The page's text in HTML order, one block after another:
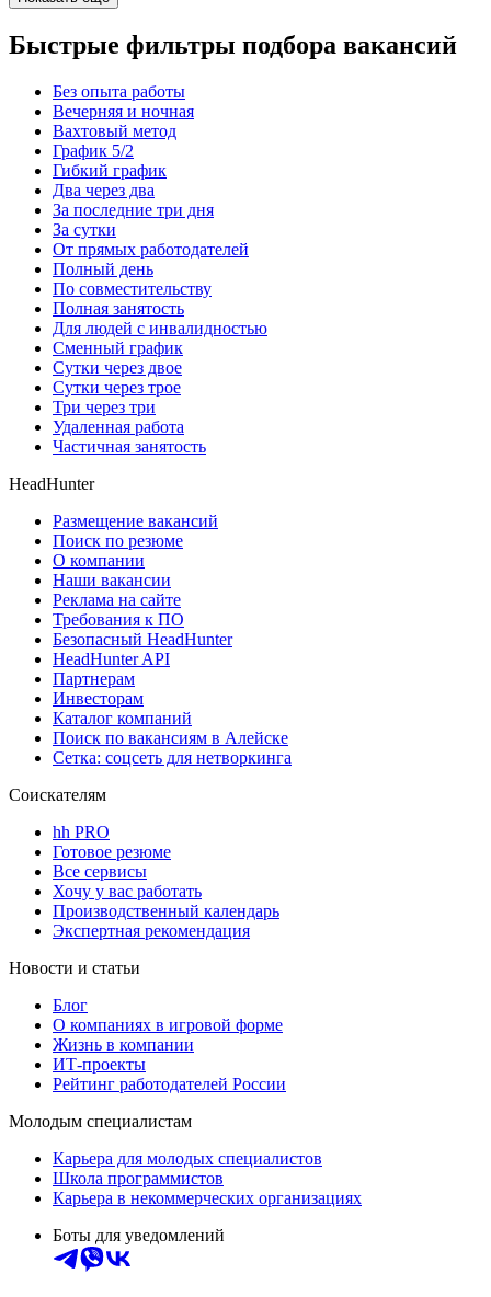
Быстрые фильтры подбора вакансий
Без опыта работы
Вечерняя и ночная
Вахтовый метод
График 5/2
Гибкий график
Два через два
За последние три дня
За сутки
От прямых работодателей
Полный день
По совместительству
Полная занятость
Для людей с инвалидностью
Сменный график
Сутки через двое
Сутки через трое
Три через три
Удаленная работа
Частичная занятость
HeadHunter
Размещение вакансий
Поиск по резюме
О компании
Наши вакансии
Реклама на сайте
Требования к ПО
Безопасный HeadHunter
HeadHunter API
Партнерам
Инвесторам
Каталог компаний
Поиск по вакансиям в Алейске
Сетка: соцсеть для нетворкинга
Соискателям
hh PRO
Готовое резюме
Все сервисы
Хочу у вас работать
Производственный календарь
Экспертная рекомендация
Новости и статьи
Блог
О компаниях в игровой форме
Жизнь в компании
ИТ-проекты
Рейтинг работодателей России
Молодым специалистам
Карьера для молодых специалистов
Школа программистов
Карьера в некоммерческих организациях
Боты для уведомлений